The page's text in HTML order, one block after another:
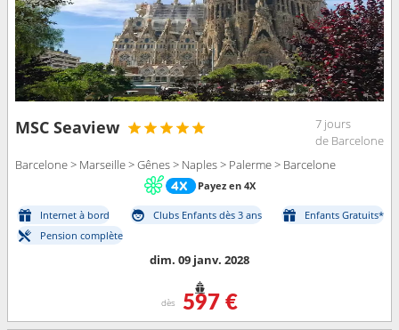
MSC Seaview
7 jours
de Barcelone
Barcelone > Marseille > Gênes > Naples > Palerme > Barcelone
Payez en 4X
Internet à bord Clubs Enfants dès 3 ans
Enfants Gratuits*
Pension complète
dim. 09 janv. 2028
dès 597 €